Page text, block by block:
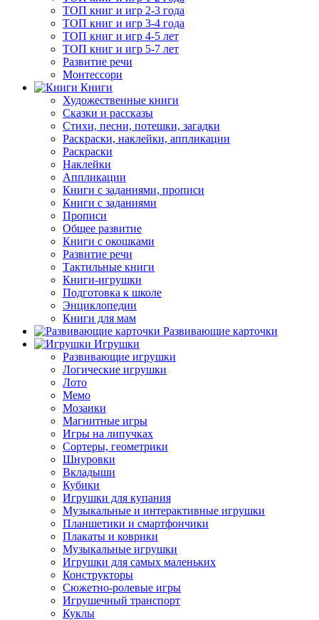
ТОП книг и игр 2-3 года
ТОП книг и игр 3-4 года
ТОП книг и игр 4-5 лет
ТОП книг и игр 5-7 лет
Развитие речи
Монтессори
Книги
Художественные книги
Сказки и рассказы
Стихи, песни, потешки, загадки
Раскраски, наклейки, аппликации
Раскраски
Наклейки
Аппликации
Книги с заданиями, прописи
Книги с заданиями
Прописи
Общее развитие
Книги с окошками
Развитие речи
Тактильные книги
Книги-игрушки
Подготовка к школе
Энциклопедии
Книги для мам
Развивающие карточки
Игрушки
Развивающие игрушки
Логические игрушки
Лото
Мемо
Мозаики
Магнитные игры
Игры на липучках
Сортеры, геометрики
Шнуровки
Вкладыши
Кубики
Игрушки для купания
Музыкальные и интерактивные игрушки
Планшетики и смартфончики
Плакаты и коврики
Музыкальные игрушки
Игрушки для самых маленьких
Конструкторы
Сюжетно-ролевые игры
Игрушечный транспорт
Куклы